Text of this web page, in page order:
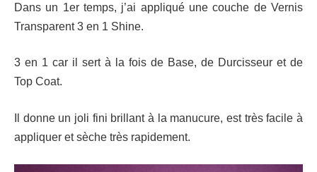
Dans un 1er temps, j’ai appliqué une couche de Vernis
Transparent 3 en 1 Shine.
3 en 1 car il sert à la fois de Base, de Durcisseur et de
Top Coat.
Il donne un joli fini brillant à la manucure, est très facile à
appliquer et sèche très rapidement.